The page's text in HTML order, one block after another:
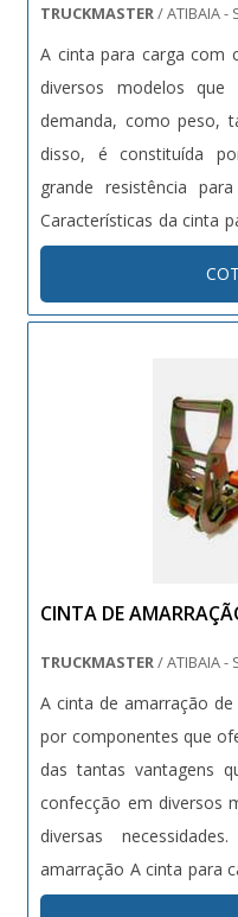
TRUCKMASTER/ ATIBAIA -
A cinta para carga com
diversos modelos que
demanda, como peso,
disso, é constituída
grande resistência
Características da cinta
do poliéster,
durabilidade, a cinta
manter a seguranç...
CINTA DE
TRUCKMASTER/ ATIBAIA -
A cinta de amarração
por componentes que
das tantas vantagens
confecção em diversos
diversas
amarração A cinta para
poliéster, material de